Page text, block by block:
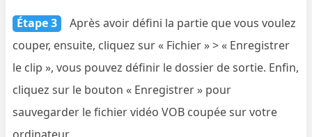
Étape 3
Après avoir défini la partie que vous voulez
couper, ensuite, cliquez sur « Fichier » > « Enregistrer
le clip », vous pouvez définir le dossier de sortie. Enfin,
cliquez sur le bouton « Enregistrer » pour
sauvegarder le fichier vidéo VOB coupée sur votre